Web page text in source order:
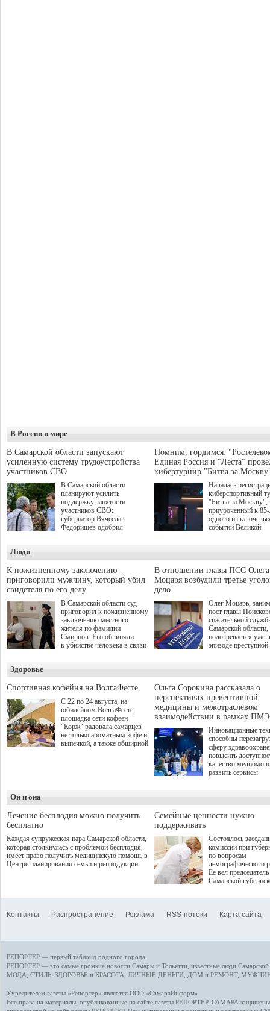
В России и мире
В Самарской области запускают
усиленную систему трудоустройства
участников СВО
В Самарской области
планируют усилить
поддержку занятости
участников СВО:
губернатор Вячеслав
Федорищев одобрил
Живайкина, направленные
на трудоустройство и более
спокойную адаптацию к
мирной жизни.
Помним, гордимся:
Единая Россия и "Леста"
кибертурнир "Битва за
Началась
киберспортивный
"Битва за Москву",
приуроченный к
одного из
событий Великой
игре "Мир танков"
выступили
партия "Единая
игровая студия
Люди
К пожизненному заключению
приговорили мужчину, который убил
свидетеля по его делу
В Самарской области суд
приговорил к пожизненному
заключению местного
жителя по фамилии
Смирнов. Его обвиняли
в убийстве человека в связи
В отношении главы ПСС Олега
Моцаря возбудили третье
дело
Олег Моцарь,
пост главы
спасательной
Самарской области,
подозревается уже
эпизоде преступной
а сам он
Здоровье
Спортивная кофейня на ВолгаФесте
С 22 по 24 августа, на
юбилейном ВолгаФесте,
площадка сети кофеен
"Корж" радовала самарцев
не только ароматным кофе и
выпечкой, а также обширной
Ольга Сорокина рассказала о
перспективах превентивной
медицины и межотраслевом
взаимодействии в рамках
Инновационные
способны
сферу
повысить
качество
развить сервисы
определенными
К ним можно
возникающие при
данными
более динамичного
проникновения
сегмент
отраслевое
рассказала Ольга
ходе сессии
качества жизни" в
ПМЭФ 2025. В
РФ Михаил
представители
Он и она
Лечение бесплодия можно получить
бесплатно
Каждая супружеская пара Самарской области,
которая столкнулась с проблемой бесплодия,
имеет право получить медицинскую помощь в
Центре планирования семьи и репродукции.
Семейные ценности нужно
поддерживать
Состоялось
комиссии при
по вопросам
демографического
Ее вел председатель
Самарской
Контакты Распространение Реклама RSS-потоки Карта сайта
РЕПОРТЕР — первый таблоид родного города.
РЕПОРТЕР — это самые громкие новости Самары и Тольятти, известные люди
МОДА, СТИЛЬ ЗДОРОВЬЕ и КРАСОТА ЛИЧНЫЕ ДЕНЬГИ ДОМ и РЕМОНТ,
Учредителем газеты «Репортер» является ООО «СамараИнформ»
Все права на материалы, опубликованные на сайте газеты РЕПОРТЕР. САМАРА защищены.